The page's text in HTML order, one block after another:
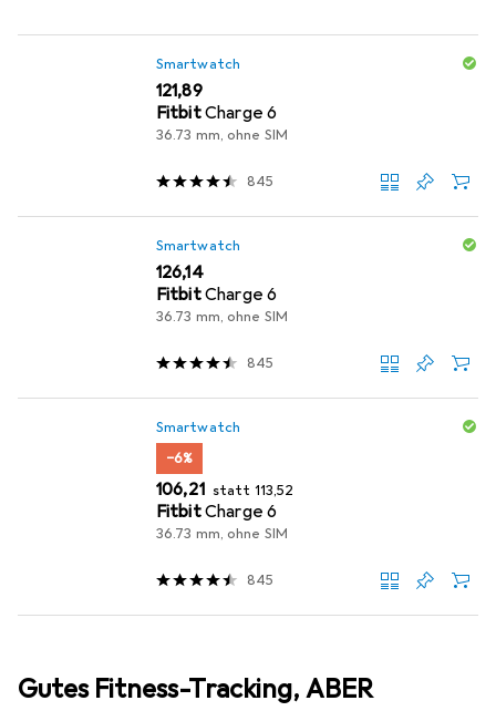
Smartwatch
EUR
121,89
FitbitCharge 6
36.73 mm, ohne SIM
845
Smartwatch
EUR
126,14
FitbitCharge 6
36.73 mm, ohne SIM
845
Smartwatch
−6%
EUR
106,21 statt EUR
113,52
FitbitCharge 6
36.73 mm, ohne SIM
845
Gutes Fitness-Tracking, ABER